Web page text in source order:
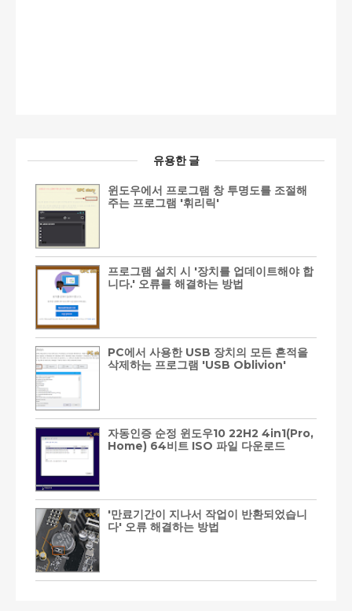
유용한 글
윈도우에서 프로그램 창 투명도를 조절해
주는 프로그램 '휘리릭'
프로그램 설치 시 '장치를 업데이트해야 합
니다.' 오류를 해결하는 방법
PC에서 사용한 USB 장치의 모든 흔적을
삭제하는 프로그램 'USB Oblivion'
자동인증 순정 윈도우10 22H2 4in1(Pro,
Home) 64비트 ISO 파일 다운로드
'만료기간이 지나서 작업이 반환되었습니
다' 오류 해결하는 방법